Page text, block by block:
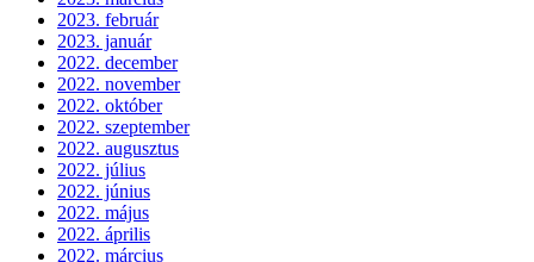
2023. február
2023. január
2022. december
2022. november
2022. október
2022. szeptember
2022. augusztus
2022. július
2022. június
2022. május
2022. április
2022. március